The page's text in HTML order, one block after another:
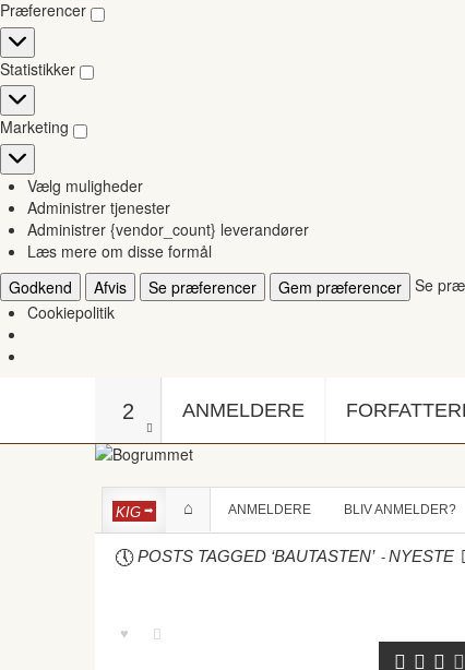
Præferencer
Præferencer
Statistikker
Statistikker
Marketing
Marketing
Vælg muligheder
Administrer tjenester
Administrer {vendor_count} leverandører
Læs mere om disse formål
Godkend
Afvis Se præferencer Gem præferencer Se
Cookiepolitik
2 ANMELDERE
KIG ANMELDERE BLIV ANMELDER?
POSTS TAGGED ‘BAUTASTEN’ -NYESTE